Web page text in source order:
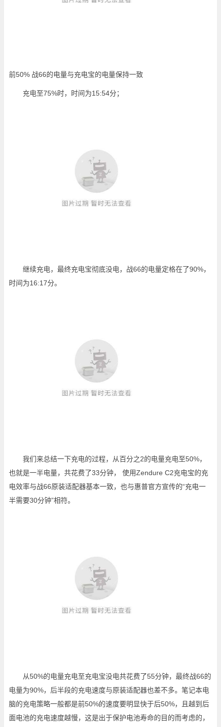
前50% 战66的电量与充电宝的电量保持一致
充电至75%时，时间为15:54分；
继续充电，最终充电宝彻底没电，战66的电量定格在了90%，
时间为16:17分。
我们来总结一下充电的过程，从百分之2的电量充电至50%，
也就是一半电量，共花费了33分钟， 使用Zendure C2充电宝的充
电效率与战66原装适配器基本一致，也与惠普官方宣传的“充电一
半需要30分钟”相符。
从50%的电量充电至充电宝没电共花费了55分钟，最终战66的
电量为90%，后半段的充电速度与原装适配器也差不多。笔记本电
脑的充电策略一般都是前50%的速度要明显快于后50%，且越到后
面电池的充电速度越慢，这是出于保护电池寿命的目的而考虑的，